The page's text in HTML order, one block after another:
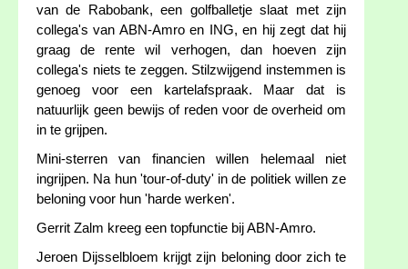
van de Rabobank, een golfballetje slaat met zijn
collega's van ABN-Amro en ING, en hij zegt dat hij
graag de rente wil verhogen, dan hoeven zijn
collega's niets te zeggen. Stilzwijgend instemmen is
genoeg voor een kartelafspraak. Maar dat is
natuurlijk geen bewijs of reden voor de overheid om
in te grijpen.
Mini-sterren van financien willen helemaal niet
ingrijpen. Na hun 'tour-of-duty' in de politiek willen ze
beloning voor hun 'harde werken'.
Gerrit Zalm kreeg een topfunctie bij ABN-Amro.
Jeroen Dijsselbloem krijgt zijn beloning door zich te